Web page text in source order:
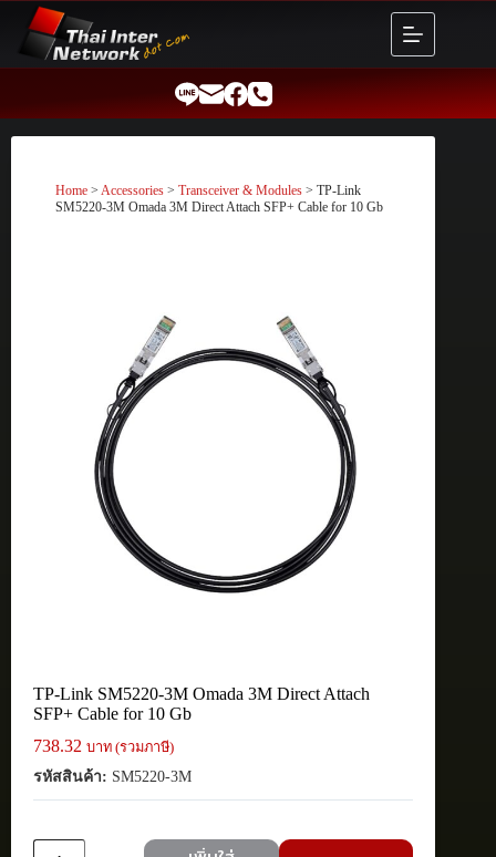
content
Home > Accessories > Transceiver & Modules > TP-Link
SM5220-3M Omada 3M Direct Attach SFP+ Cable for 10 Gb
TP-Link SM5220-3M Omada 3M Direct Attach
SFP+ Cable for 10 Gb
738.32 บาท (รวมภาษี)
รหัสสินค้า: SM5220-3M